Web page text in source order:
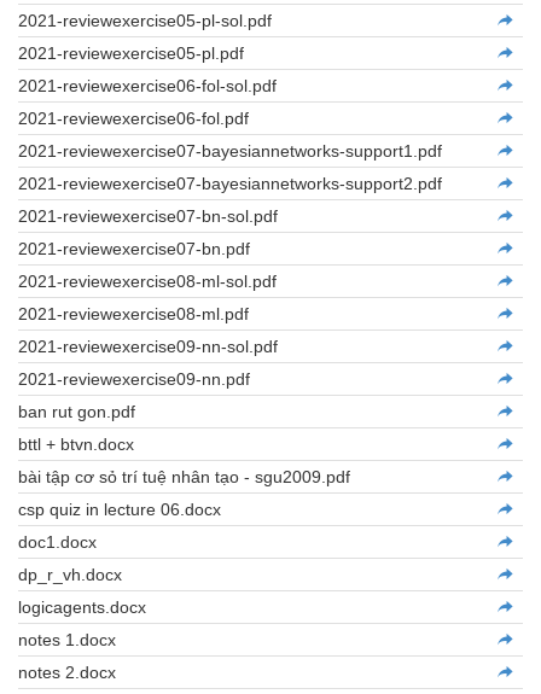
2021-reviewexercise05-pl-sol.pdf
2021-reviewexercise05-pl.pdf
2021-reviewexercise06-fol-sol.pdf
2021-reviewexercise06-fol.pdf
2021-reviewexercise07-bayesiannetworks-support1.pdf
2021-reviewexercise07-bayesiannetworks-support2.pdf
2021-reviewexercise07-bn-sol.pdf
2021-reviewexercise07-bn.pdf
2021-reviewexercise08-ml-sol.pdf
2021-reviewexercise08-ml.pdf
2021-reviewexercise09-nn-sol.pdf
2021-reviewexercise09-nn.pdf
ban rut gon.pdf
bttl + btvn.docx
bài tập cơ sỏ trí tuệ nhân tạo - sgu2009.pdf
csp quiz in lecture 06.docx
doc1.docx
dp_r_vh.docx
logicagents.docx
notes 1.docx
notes 2.docx